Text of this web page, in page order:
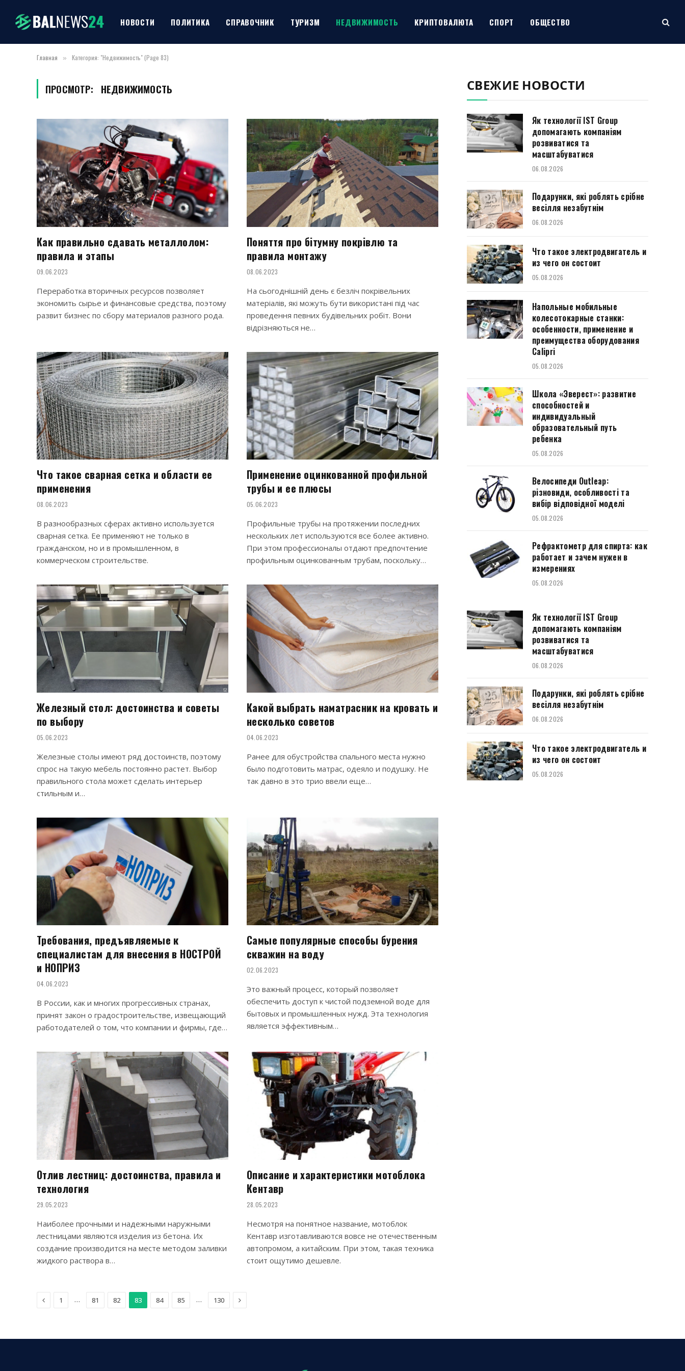
НОВОСТИ ПОЛИТИКА СПРАВОЧНИК ТУРИЗМ НЕДВИЖИМОСТЬ КРИПТОВАЛЮТА СПОРТ ОБЩЕСТВО
Главная » Категория: "Недвижимость" (Page 83)
ПРОСМОТР: НЕДВИЖИМОСТЬ
Как правильно сдавать металлолом:
правила и этапы
09.06.2023
Переработка вторичных ресурсов позволяет
экономить сырье и финансовые средства, поэтому
развит бизнес по сбору материалов разного рода.
Поняття про бітумну покрівлю та
правила монтажу
08.06.2023
На сьогоднішній день є безліч покрівельних
матеріалів, які можуть бути використані під час
проведення певних будівельних робіт. Вони
відрізняються не…
Что такое сварная сетка и области ее
применения
08.06.2023
В разнообразных сферах активно используется
сварная сетка. Ее применяют не только в
гражданском, но и в промышленном, в
коммерческом строительстве.
Применение оцинкованной профильной
трубы и ее плюсы
05.06.2023
Профильные трубы на протяжении последних
нескольких лет используются все более активно.
При этом профессионалы отдают предпочтение
профильным оцинкованным трубам, поскольку…
Железный стол: достоинства и советы
по выбору
05.06.2023
Железные столы имеют ряд достоинств, поэтому
спрос на такую мебель постоянно растет. Выбор
правильного стола может сделать интерьер
стильным и…
Какой выбрать наматрасник на кровать и
несколько советов
04.06.2023
Ранее для обустройства спального места нужно
было подготовить матрас, одеяло и подушку. Не
так давно в это трио ввели еще…
Требования, предъявляемые к
специалистам для внесения в НОСТРОЙ
и НОПРИЗ
04.06.2023
В России, как и многих прогрессивных странах,
принят закон о градостроительстве, извещающий
работодателей о том, что компании и фирмы, где…
Самые популярные способы бурения
скважин на воду
02.06.2023
Это важный процесс, который позволяет
обеспечить доступ к чистой подземной воде для
бытовых и промышленных нужд. Эта технология
является эффективным…
Отлив лестниц: достоинства, правила и
технология
29.05.2023
Наиболее прочными и надежными наружными
лестницами являются изделия из бетона. Их
создание производится на месте методом заливки
жидкого раствора в…
Описание и характеристики мотоблока
Кентавр
28.05.2023
Несмотря на понятное название, мотоблок
Кентавр изготавливаются вовсе не отечественным
автопромом, а китайским. При этом, такая техника
стоит ощутимо дешевле.
Previous
1 … 81 82 83 84 85 … 130 Next
СВЕЖИЕ НОВОСТИ
Як технології IST Group
допомагають компаніям
розвиватися та
масштабуватися
06.08.2026
Подарунки, які роблять срібне
весілля незабутнім
06.08.2026
Что такое электродвигатель и
из чего он состоит
05.08.2026
Напольные мобильные
колесотокарные станки:
особенности, применение и
преимущества оборудования
Calipri
05.08.2026
Школа «Эверест»: развитие
способностей и
индивидуальный
образовательный путь
ребенка
05.08.2026
Велосипеди Outleap:
різновиди, особливості та
вибір відповідної моделі
05.08.2026
Рефрактометр для спирта: как
работает и зачем нужен в
измерениях
05.08.2026
Як технології IST Group
допомагають компаніям
розвиватися та
масштабуватися
06.08.2026
Подарунки, які роблять срібне
весілля незабутнім
06.08.2026
Что такое электродвигатель и
из чего он состоит
05.08.2026